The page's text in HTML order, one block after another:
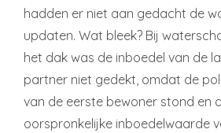
hadden er niet aan gedacht de
updaten. Wat bleek? Bij
het dak was de inboedel van de
partner niet gedekt, omdat de
van de eerste bewoner stond en
oorspronkelijke inboedelwaarde